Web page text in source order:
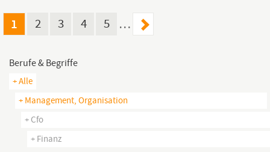
Gesundheitswesen
1 2 3 4 5 …
Berufe & Begriffe
+ Alle
+ Management, Organisation
+ Cfo
+ Finanz